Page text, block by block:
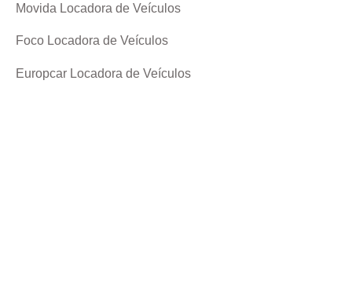
Movida Locadora de Veículos
Foco Locadora de Veículos
Europcar Locadora de Veículos